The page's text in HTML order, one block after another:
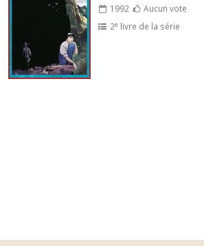
1992
Aucun vote
2e livre de la série